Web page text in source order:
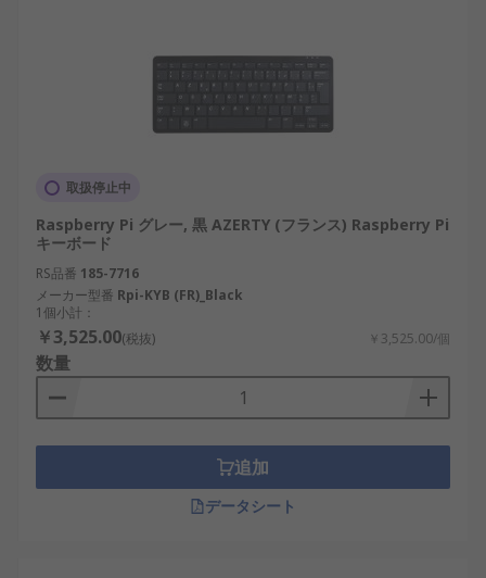
取扱停止中
Raspberry Pi グレー, 黒 AZERTY (フランス) Raspberry Pi
キーボード
RS品番 185-7716
メーカー型番 Rpi-KYB (FR)_Black
1個小計：
￥3,525.00(税抜) ￥3,525.00/個
数量
追加
データシート